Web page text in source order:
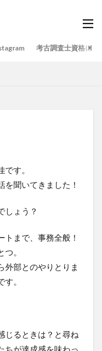
考古調査士資格につ
す。
聞いてきました！
しょう？
まで、事務全般！
。
外部とのやりとりま
。
じるときは？と尋ね
ちが達成感を味わっ